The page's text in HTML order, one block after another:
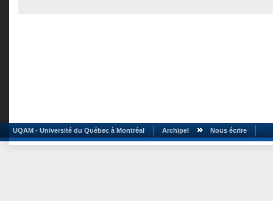
UQAM - Université du Québec à Montréal Archipel Nous écrire